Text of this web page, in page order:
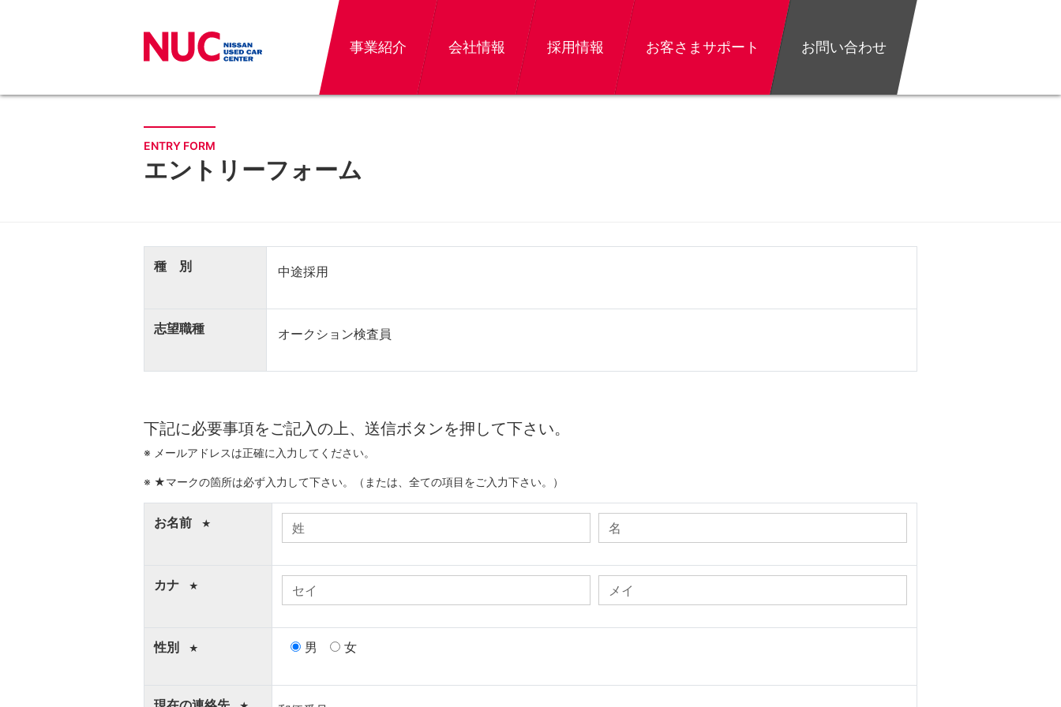
事業紹介 会社情報 採用情報 お客さまサポート お問い合わせ
ENTRY FORM
エントリーフォーム
種 別
志望職種
下記に必要事項をご記入の上、送信ボタンを押して下さい。
※ メールアドレスは正確に入力してください。
※ ★マークの箇所は必ず入力して下さい。（または、全ての項目をご入力下さい。）
お名前 ★
カナ ★
性別 ★ 男 女